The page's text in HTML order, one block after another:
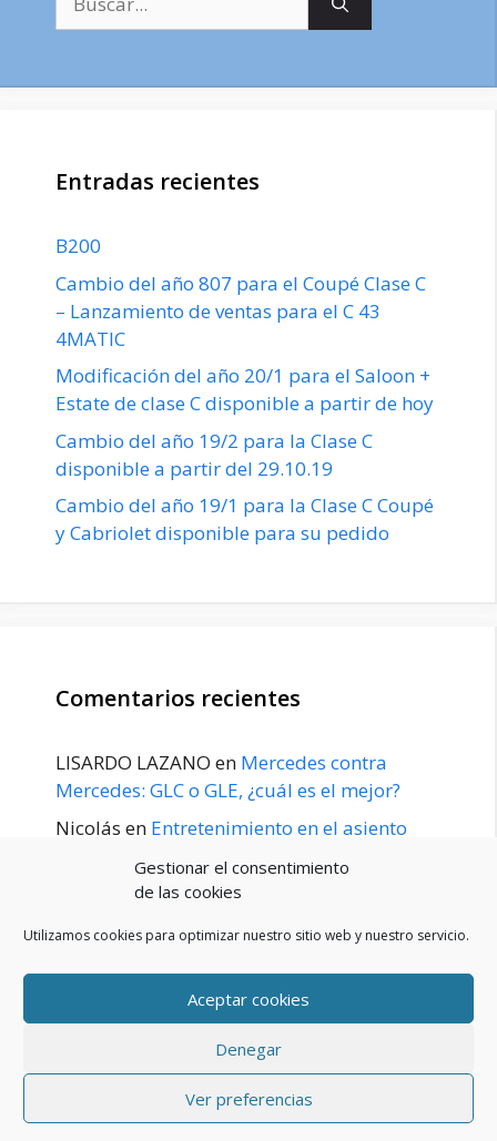
Gestionar el consentimiento
de las cookies
Utilizamos cookies para optimizar nuestro sitio web y nuestro servicio.
Aceptar cookies
Denegar
Ver preferencias
Entradas recientes
B200
Cambio del año 807 para el Coupé Clase C
– Lanzamiento de ventas para el C 43
4MATIC
Modificación del año 20/1 para el Saloon +
Estate de clase C disponible a partir de hoy
Cambio del año 19/2 para la Clase C
disponible a partir del 29.10.19
Cambio del año 19/1 para la Clase C Coupé
y Cabriolet disponible para su pedido
Comentarios recientes
LISARDO LAZANO en Mercedes contra
Mercedes: GLC o GLE, ¿cuál es el mejor?
Nicolás en Entretenimiento en el asiento
principios de 2020
POLÍTICA DE PRIVACIDAD
Política de cookies (UE)
© 2026 Blog De Mercedes-Benz En Español
GeneratePress